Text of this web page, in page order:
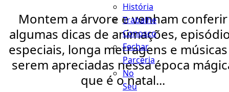
História
Trabalhe
Conosco
Fechar
Parceria
No
Seu
Montem a árvore e venham conferir
algumas dicas de animações,
especiais, longa metragens e
serem apreciadas nessa época
que é o natal...